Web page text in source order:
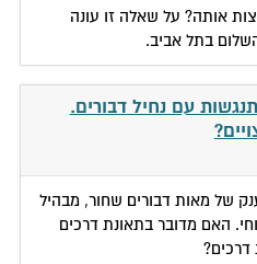
אותה? על שאלה זו עונה
בתל אביב.
עם נחיל דבורים.
של מאות דבורים שחור, מבהיל
האם מדובר בתאונת דרכים
דרכים?